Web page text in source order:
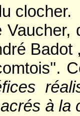
clocher.
à la